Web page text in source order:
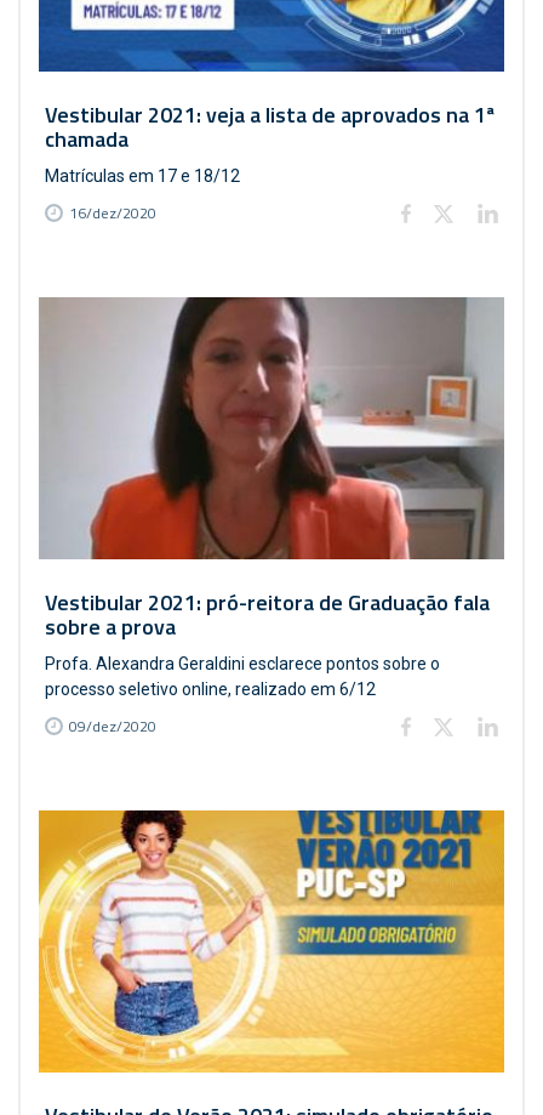
Vestibular 2021: veja a lista de aprovados na 1ª
chamada
Matrículas em 17 e 18/12
16/dez/2020
Vestibular 2021: pró-reitora de Graduação fala
sobre a prova
Profa. Alexandra Geraldini esclarece pontos sobre o
processo seletivo online, realizado em 6/12
09/dez/2020